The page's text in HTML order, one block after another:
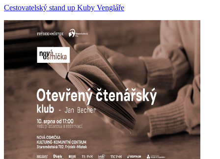
Cestovatelský stand up Kuby Vengláře